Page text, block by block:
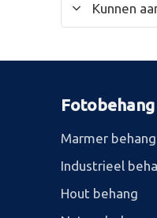
Kunnen
Fotobehang
Marmer behang
Industrieel
Hout behang